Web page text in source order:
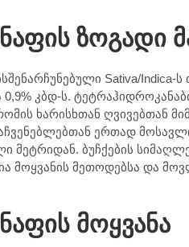
ზოგადი
Sativa/Indica-
0,9% კბდ-ს.
ხარისხთან ღვივებთან
ერთად
მეტრიდან. ბუჩქების
მოყვანის მეთოდებსა და
მოყვანა